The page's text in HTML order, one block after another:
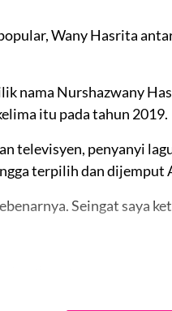
Wany Hasrita
nama Nurshazwany
itu pada tahun 2019.
televisyen, penyanyi
terpilih dan dijemput
Seingat saya